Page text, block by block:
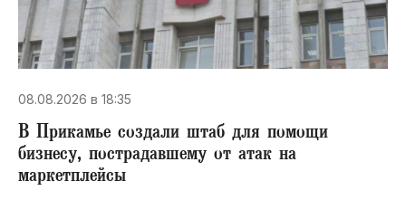
08.08.2026 в 18:35
В Прикамье создали штаб для помощи
бизнесу, пострадавшему от атак на
маркетплейсы